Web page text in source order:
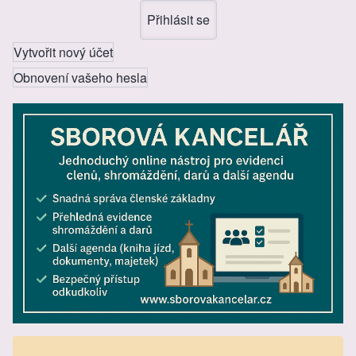
Vytvořit nový účet
Obnovení vašeho hesla